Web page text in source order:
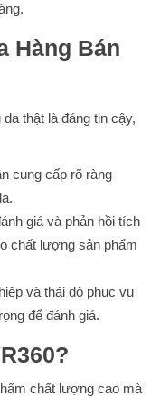
Hàng Bán
thật là đáng tin cậy,
cung cấp rõ ràng
giá và phản hồi tích
chất lượng sản phẩm
và thái độ phục vụ
để đánh giá.
chất lượng cao mà